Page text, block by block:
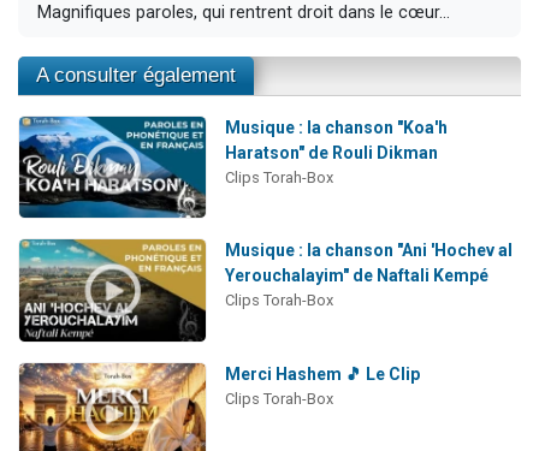
Magnifiques paroles, qui rentrent droit dans le cœur...
A consulter également
Musique : la chanson "Koa'h
Haratson" de Rouli Dikman
Clips Torah-Box
Musique : la chanson "Ani 'Hochev al
Yerouchalayim" de Naftali Kempé
Clips Torah-Box
Merci Hashem 🎵 Le Clip
Clips Torah-Box